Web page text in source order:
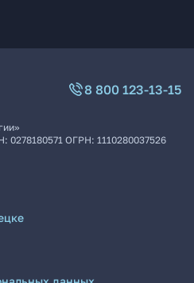
8 800 123-13-15
0278180571 ОГРН: 1110280037526